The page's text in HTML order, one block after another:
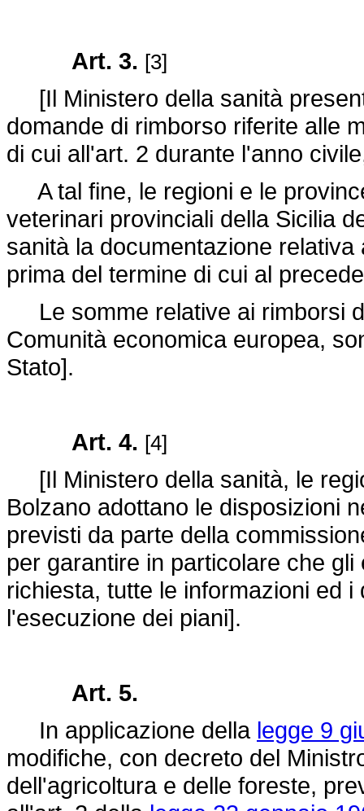
Art. 3. [3]
[Il Ministero della sanità
domande di rimborso riferite alle
di cui all'art. 2 durante l'anno
A tal fine, le regioni e le
veterinari provinciali della Sicilia
sanità la documentazione
prima del termine di cui al
Le somme relative ai rimborsi
Comunità economica europea,
Stato].
Art. 4. [4]
[Il Ministero della sanità, le
Bolzano adottano le disposizioni
previsti da parte della
per garantire in particolare che
richiesta, tutte le informazioni ed
l'esecuzione dei piani].
Art. 5.
In applicazione della legge 9
modifiche, con decreto del
dell'agricoltura e delle foreste,